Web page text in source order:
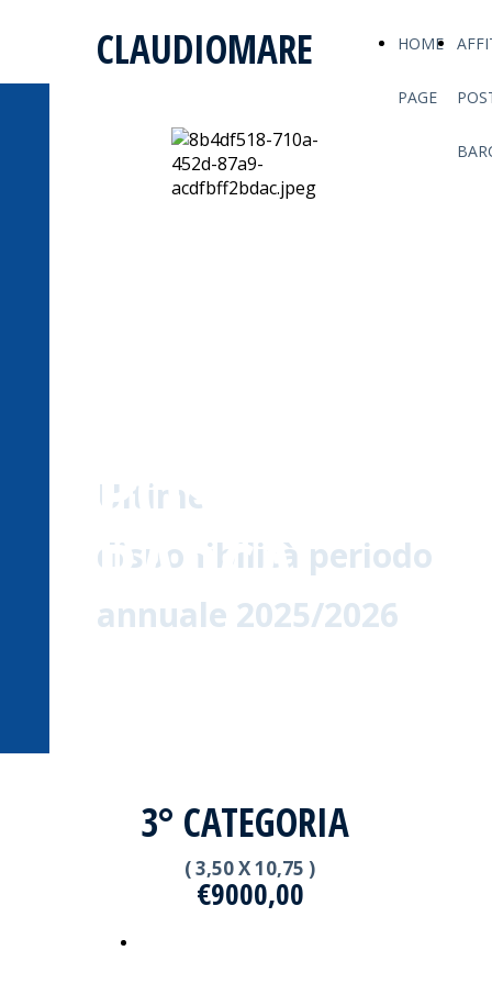
HOME
PAGE
CLAUDIOMARE
POSTI
BARCA
Ultime
disponibilità periodo
annuale 2025/2026
3° CATEGORIA
( 3,50 X 10,75 )
€9000,00